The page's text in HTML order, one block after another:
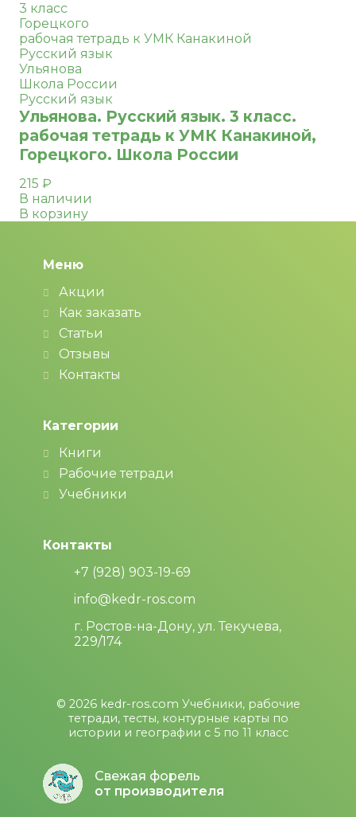
3 класс
Горецкого
рабочая тетрадь к УМК Канакиной
Русский язык
Ульянова
Школа России
Русский язык
Ульянова. Русский язык. 3 класс.
рабочая тетрадь к УМК Канакиной,
Горецкого. Школа России
215 ₽
В наличии
В корзину
Меню
Акции
Как заказать
Статьи
Отзывы
Контакты
Категории
Книги
Рабочие тетради
Учебники
Контакты
+7 (928) 903-19-69
info@kedr-ros.com
г. Ростов-на-Дону, ул. Текучева,
229/174
© 2026 kedr-ros.com Учебники, рабочие
тетради, тесты, контурные карты по
истории и географии с 5 по 11 класс
Свежая форель
от производителя